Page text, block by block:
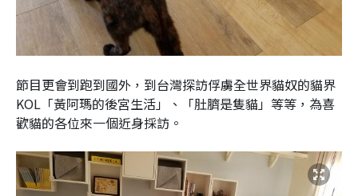
節目更會到跑到國外，到台灣探訪俘虜全世界貓奴的貓界
KOL「黃阿瑪的後宮生活」、「肚臍是隻貓」等等，為喜
歡貓的各位來一個近身採訪。